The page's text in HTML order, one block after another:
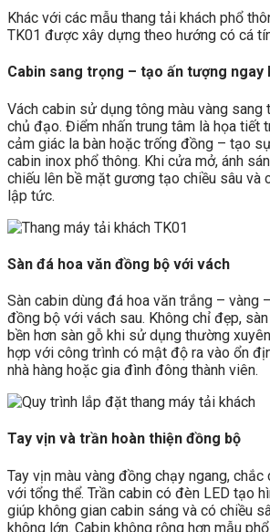
Khác với các mẫu thang tải khách phổ
TK01 được xây dựng theo hướng có cá
Cabin sang trọng – tạo ấn tượng ngay
Vách cabin sử dụng tông màu vàng sang
chủ đạo. Điểm nhấn trung tâm là họa tiết
cảm giác la bàn hoặc trống đồng – tạo
cabin inox phổ thông. Khi cửa mở, ánh
chiếu lên bề mặt gương tạo chiều sâu và
lập tức.
Sàn đá hoa văn đồng bộ với vách
Sàn cabin dùng đá hoa văn trắng – vàng
đồng bộ với vách sau. Không chỉ đẹp,
bền hơn sàn gỗ khi sử dụng thường
hợp với công trình có mật độ ra vào ổn
nhà hàng hoặc gia đình đông thành viên.
Tay vịn và trần hoàn thiện đồng bộ
Tay vịn màu vàng đồng chạy ngang,
với tổng thể. Trần cabin có đèn LED tạo
giúp không gian cabin sáng và có chiều
không lớn. Cabin không rộng hơn mẫu